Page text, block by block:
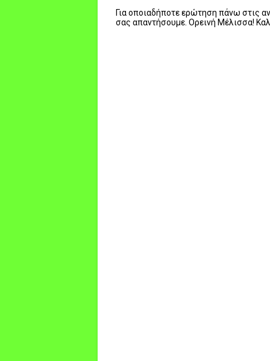
Για οποιαδήποτε ερώτηση πάνω στις
σας απαντήσουμε. Ορεινή Μέλισσα!